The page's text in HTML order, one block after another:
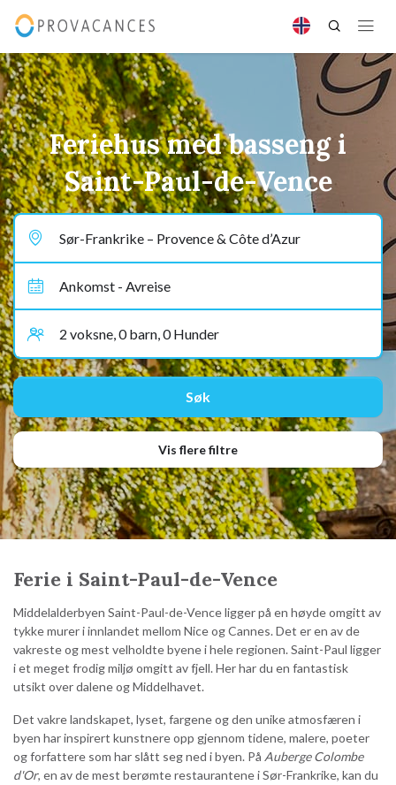
Feriehus med basseng i
Saint-Paul-de-Vence
Vis flere filtre
Ferie i Saint-Paul-de-Vence
Middelalderbyen Saint-Paul-de-Vence ligger på en høyde omgitt av
tykke murer i innlandet mellom Nice og Cannes. Det er en av de
vakreste og mest velholdte byene i hele regionen. Saint-Paul ligger
i et meget frodig miljø omgitt av fjell. Her har du en fantastisk
utsikt over dalene og Middelhavet.
Det vakre landskapet, lyset, fargene og den unike atmosfæren i
byen har inspirert kunstnere opp gjennom tidene, malere, poeter
og forfattere som har slått seg ned i byen. På Auberge Colombe
d'Or, en av de mest berømte restaurantene i Sør-Frankrike, kan du